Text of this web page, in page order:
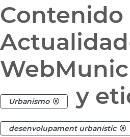
Contenido
Urbanismo y
desenvolupament urbanístic